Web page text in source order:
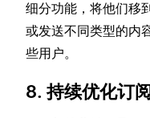
细分功能，将他们移
或发送不同类型的内
些用户。
8. 持续优化订